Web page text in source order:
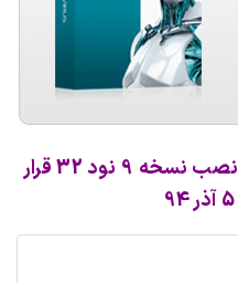
آموزش آپدیت شد و آموزش نصب نسخه 9 نود 32 قرار